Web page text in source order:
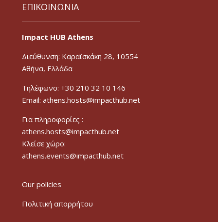
ΕΠΙΚΟΙΝΩΝΙΑ
Impact HUB Athens
Διεύθυνση: Καραϊσκάκη 28, 10554
Αθήνα, Ελλάδα
Τηλέφωνο: +30 210 32 10 146
Email: athens.hosts@impacthub.net
Για πληροφορίες :
athens.hosts@impacthub.net
Κλείσε χώρο:
athens.events@impacthub.net
Our policies
Πολιτική απορρήτου